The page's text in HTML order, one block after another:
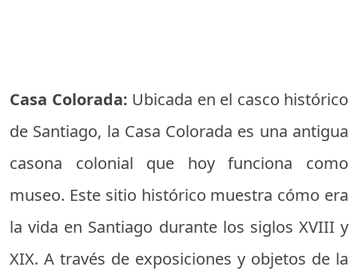
Casa Colorada: Ubicada en el casco histórico
de Santiago, la Casa Colorada es una antigua
casona colonial que hoy funciona como
museo. Este sitio histórico muestra cómo era
la vida en Santiago durante los siglos XVIII y
XIX. A través de exposiciones y objetos de la